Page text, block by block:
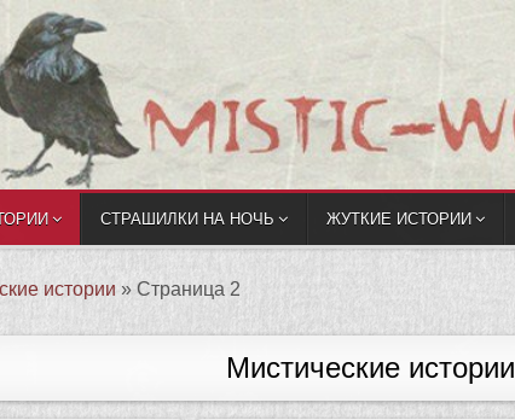
СТРАШИЛКИ НА НОЧЬ ЖУТКИЕ ИСТОРИИ
истории » Страница 2
Мистические истории